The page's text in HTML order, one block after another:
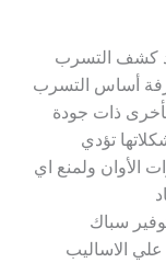
كشف التسرب
أساس التسرب
بأخرى ذات جودة
تؤدي
الأوان ولمنع اي
سباك
علي الاساليب